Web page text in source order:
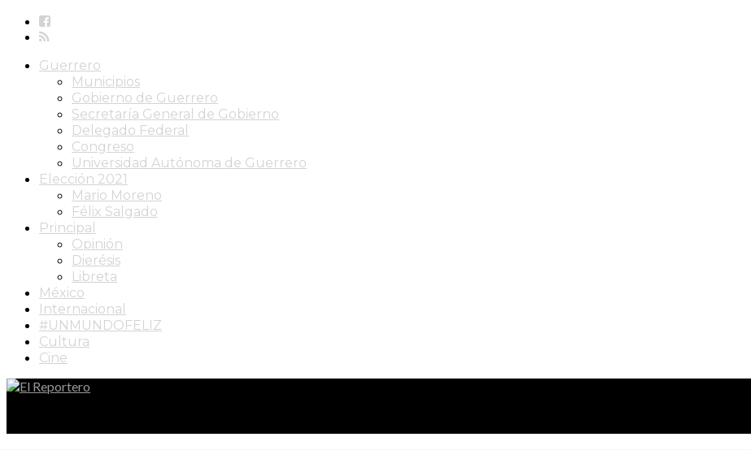
Guerrero
Municipios
Gobierno de Guerrero
Secretaría General de Gobierno
Delegado Federal
Congreso
Universidad Autónoma de Guerrero
Elección 2021
Mario Moreno
Félix Salgado
Principal
Opinión
Dierésis
Libreta
México
Internacional
#UNMUNDOFELIZ
Cultura
Cine